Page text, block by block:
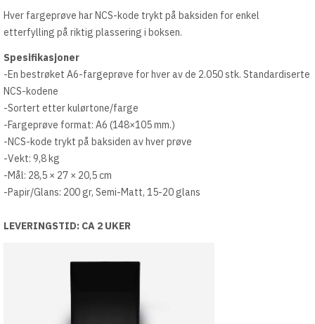
Hver fargeprøve har NCS-kode trykt på baksiden for enkel
etterfylling på riktig plassering i boksen.
Spesifikasjoner
-En bestrøket A6-fargeprøve for hver av de 2.050 stk. Standardiserte
NCS-kodene
-Sortert etter kulørtone/farge
-Fargeprøve format: A6 (148×105 mm.)
-NCS-kode trykt på baksiden av hver prøve
-Vekt: 9,8 kg
-Mål: 28,5 × 27 × 20,5 cm
-Papir/Glans: 200 gr, Semi-Matt, 15-20 glans
LEVERINGSTID: CA 2 UKER